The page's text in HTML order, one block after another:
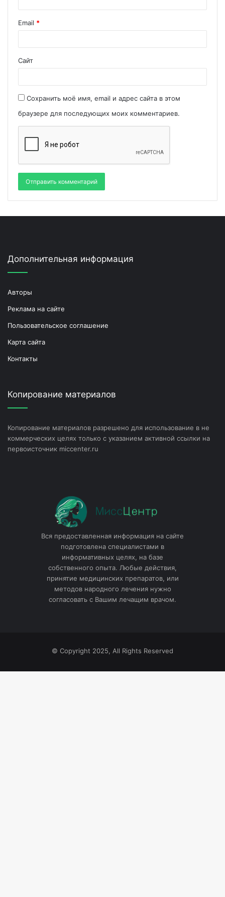
Email *
Сайт
Сохранить моё имя, email и адрес сайта в этом
браузере для последующих моих комментариев.
Дополнительная информация
Авторы
Реклама на сайте
Пользовательское соглашение
Карта сайта
Контакты
Копирование материалов
Копирование материалов разрешено для использование в не
коммерческих целях только с указанием активной ссылки на
первоисточник miccenter.ru
Вся предоставленная информация на сайте
подготовлена специалистами в
информативных целях, на базе
собственного опыта. Любые действия,
принятие медицинских препаратов, или
методов народного лечения нужно
согласовать с Вашим лечащим врачом.
© Copyright 2025, All Rights Reserved